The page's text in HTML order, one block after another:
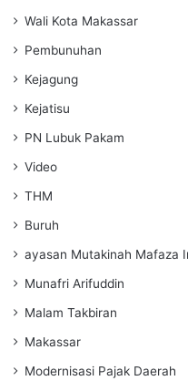
Wali Kota Makassar
Pembunuhan
Kejagung
Kejatisu
PN Lubuk Pakam
Video
THM
Buruh
ayasan Mutakinah Mafaza
Munafri Arifuddin
Malam Takbiran
Makassar
Modernisasi Pajak Daerah